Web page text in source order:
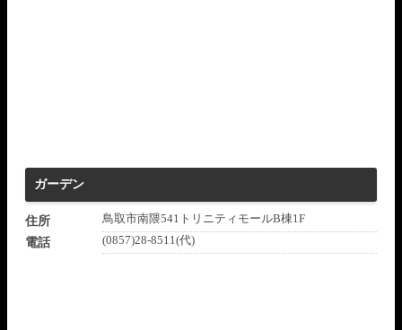
ガーデン
住所
鳥取市南隈541トリニティモールB棟1F
電話
(0857)28-8511(代)